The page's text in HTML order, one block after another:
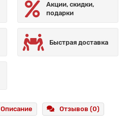
Акции, скидки,
подарки
Быстрая доставка
Описание Отзывов (0)